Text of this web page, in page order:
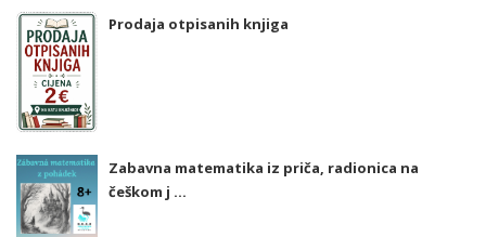
Prodaja otpisanih knjiga
Zabavna matematika iz priča, radionica na
češkom j ...